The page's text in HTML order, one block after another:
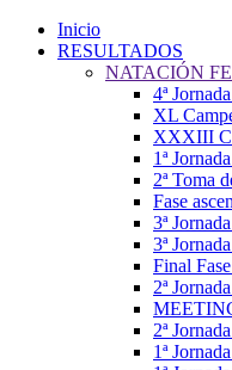
Inicio
RESULTADOS
NATACIÓN
4ª
XL
XXXIII
1ª
2ª Toma
Fase
3ª
3ª
Final
2ª
2ª
1ª